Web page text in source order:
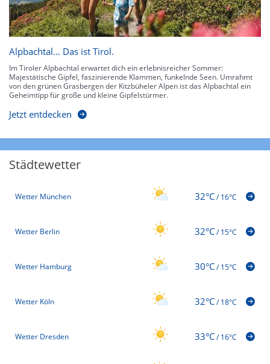
Alpbachtal… Das ist Tirol.
Im Tiroler Alpbachtal erwartet dich ein erlebnisreicher Sommer:
Majestätische Gipfel, faszinierende Klammen, funkelnde Seen. Umrahmt
von den grünen Grasbergen der Kitzbüheler Alpen ist das Alpbachtal ein
Geheimtipp für große und kleine Gipfelstürmer.
Jetzt entdecken
Städtewetter
Wetter München 32°C/16°C
Wetter Berlin 32°C/15°C
Wetter Hamburg 30°C/15°C
Wetter Köln 32°C/18°C
Wetter Dresden 33°C/16°C